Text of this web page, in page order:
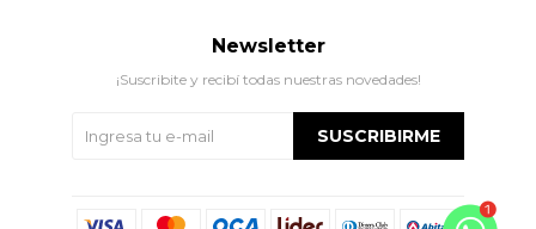
Newsletter
¡Suscribite y recibí todas nuestras novedades!
SUSCRIBIRME